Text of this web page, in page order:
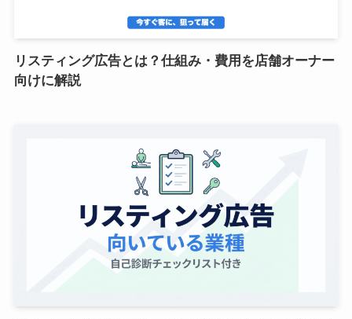
リスティング広告とは？仕組み・費用を店舗オーナー
向けに解説